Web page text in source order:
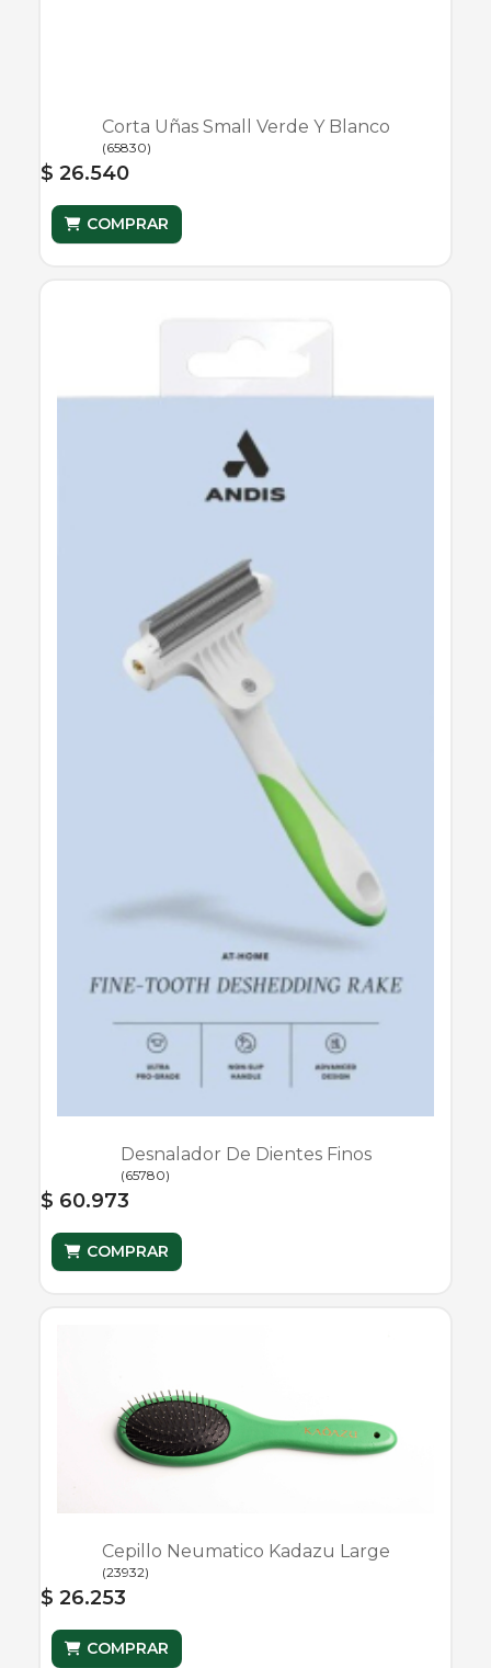
Corta Uñas Small Verde Y Blanco
(65830)
$ 26.540
COMPRAR
Desnalador De Dientes Finos
(65780)
$ 60.973
COMPRAR
Cepillo Neumatico Kadazu Large
(23932)
$ 26.253
COMPRAR